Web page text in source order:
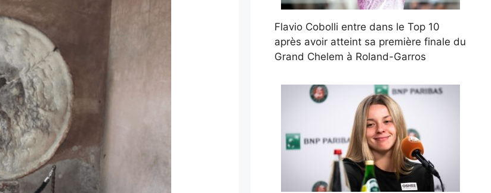
Flavio Cobolli entre dans le Top 10
après avoir atteint sa première finale du
Grand Chelem à Roland-Garros